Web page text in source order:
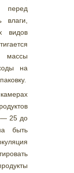
перед
влаги,
видов
массы
на
— 25 до
быть